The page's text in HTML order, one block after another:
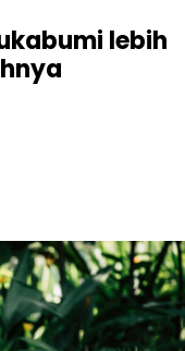
lebih